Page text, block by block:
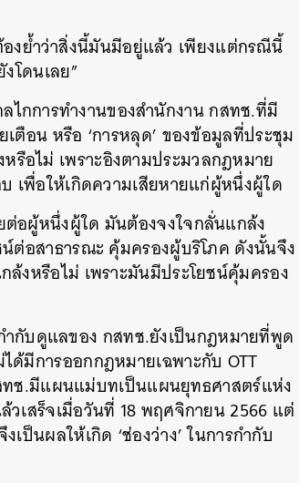
งย้ำว่าสิ่งนี้มันมีอยู่แล้ว เพียงแต่กรณีนี้
โดนเลย”
ไกการทำงานของสำนักงาน กสทช.ที่มี
ตือน หรือ ‘การหลุด’ ของข้อมูลที่ประชุม
รือไม่ เพราะอิงตามประมวลกฎหมาย
เพื่อให้เกิดความเสียหายแก่ผู้หนึ่งผู้ใด
ต่อผู้หนึ่งผู้ใด มันต้องจงใจกลั่นแกล้ง
ต่อสาธารณะ คุ้มครองผู้บริโภค ดังนั้นจึง
งหรือไม่ เพราะมันมีประโยชน์คุ้มครอง
กับดูแลของ กสทช.ยังเป็นกฎหมายที่พูด
ด้มีการออกกฎหมายเฉพาะกับ OTT
ช.มีแผนแม่บทเป็นแผนยุทธศาสตร์แห่ง
เสร็จเมื่อวันที่ 18 พฤศจิกายน 2566 แต่
ป็นผลให้เกิด ‘ช่องว่าง’ ในการกำกับ